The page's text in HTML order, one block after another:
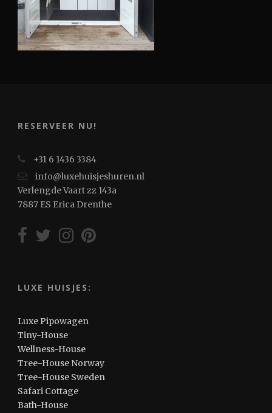
RESERVEER NU!
+31 6 1436 3384
info@luxehuisjeshuren.nl
Verlengde Vaart zz 143a
7887 ES Erica Drenthe
LUXE HUISJES:
Luxe Pipowagen
Tiny-House
Wellness-House
Tree-House Norway
Tree-House Sweden
Safari Cottage
Bath-House